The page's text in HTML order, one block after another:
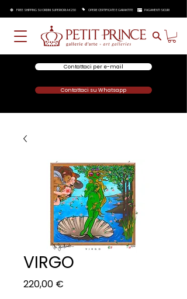
FREE SHIPPING SU ORDINI SUPERIORI A €250 OPERE CERTIFICATE E GARANTITE PAGAMENTI SICURI
Contattaci per e-mail
Contattaci su Whatsapp
VIRGO
220,00 €